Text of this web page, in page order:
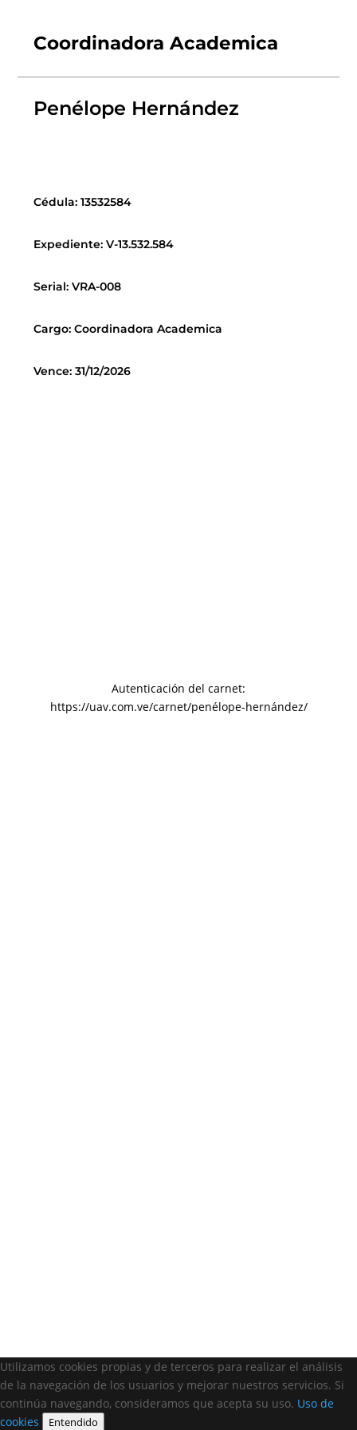
Coordinadora Academica
Penélope Hernández
Cédula: 13532584
Expediente: V-13.532.584
Serial: VRA-008
Cargo: Coordinadora Academica
Vence: 31/12/2026
Autenticación del carnet:
https://uav.com.ve/carnet/penélope-hernández/
Utilizamos cookies propias y de terceros para realizar el análisis
de la navegación de los usuarios y mejorar nuestros servicios. Si
continúa navegando, consideramos que acepta su uso. Uso de
cookies
Entendido